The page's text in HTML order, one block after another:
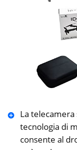
La
tecnologia di
consente al